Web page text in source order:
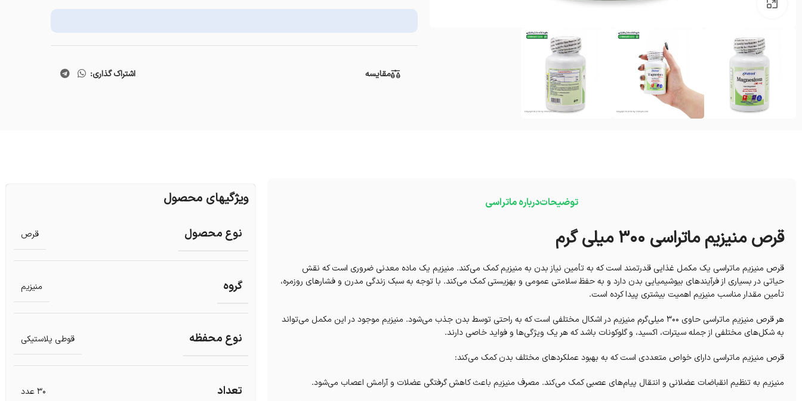
مقایسه اشتراک گذاری:
توضیحاتدرباره ماتراسی
قرص منیزیم ماتراسی 300 میلی گرم
قرص منیزیم ماتراسی یک مکمل غذایی قدرتمند است که به تأمین نیاز بدن به منیزیم کمک می‌کند. منیزیم یک ماده معدنی ضروری است که نقش
حیاتی در بسیاری از فرآیندهای بیوشیمیایی بدن دارد و به حفظ سلامتی عمومی و بهزیستی کمک می‌کند. با توجه به سبک زندگی مدرن و فشارهای روزمره،
تأمین مقدار مناسب منیزیم اهمیت بیشتری پیدا کرده است.
هر قرص منیزیم ماتراسی حاوی ۳۰۰ میلی‌گرم منیزیم در اشکال مختلفی است که به راحتی توسط بدن جذب می‌شود. منیزیم موجود در این مکمل می‌تواند
به شکل‌های مختلفی از جمله سیترات، اکسید، و گلوکونات باشد که هر یک ویژگی‌ها و فواید خاصی دارند.
قرص منیزیم ماتراسی دارای خواص متعددی است که به بهبود عملکردهای مختلف بدن کمک می‌کند:
منیزیم به تنظیم انقباضات عضلانی و انتقال پیام‌های عصبی کمک می‌کند. مصرف منیزیم باعث کاهش گرفتگی عضلات و آرامش اعصاب می‌شود.
ویژگیهای محصول
نوع محصول قرص
گروه منیزیم
نوع محفظه قوطی پلاستیکی
تعداد 30 عدد